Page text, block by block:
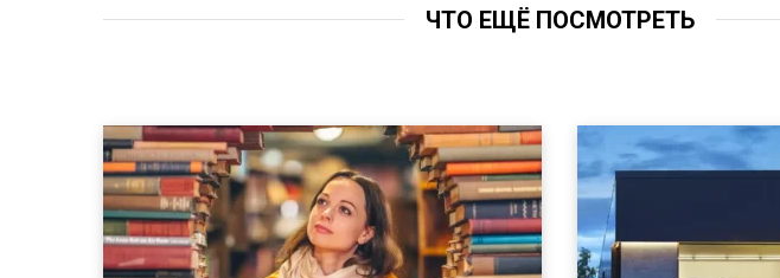
ЧТО ЕЩЁ ПОСМОТРЕТЬ